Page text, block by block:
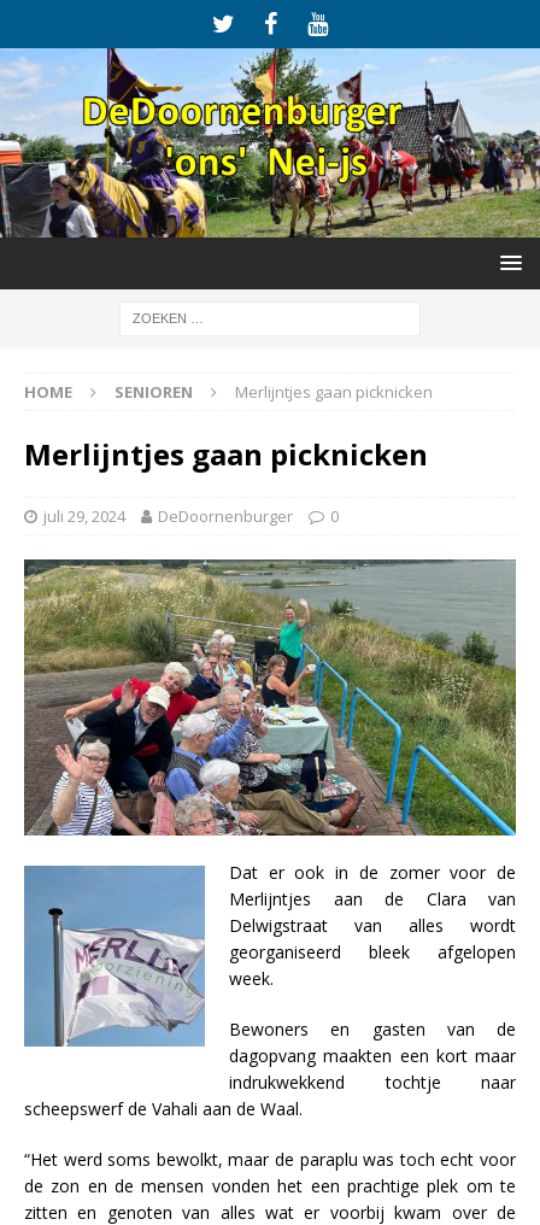
HOME SENIOREN Merlijntjes gaan picknicken
Merlijntjes gaan picknicken
juli 29, 2024 DeDoornenburger 0
Dat er ook in de zomer voor de
Merlijntjes aan de Clara van
Delwigstraat van alles wordt
georganiseerd bleek afgelopen
week.
Bewoners en gasten van de
dagopvang maakten een kort maar
indrukwekkend tochtje naar
scheepswerf de Vahali aan de Waal.
“Het werd soms bewolkt, maar de paraplu was toch echt voor
de zon en de mensen vonden het een prachtige plek om te
zitten en genoten van alles wat er voorbij kwam over de